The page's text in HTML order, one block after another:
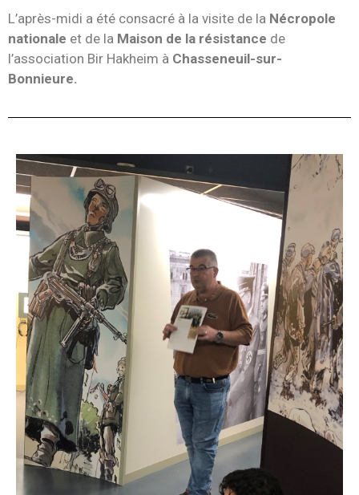
L’après-midi a été consacré à la visite de la Nécropole
nationale et de la Maison de la résistance de
l’association Bir Hakheim à Chasseneuil-sur-
Bonnieure.